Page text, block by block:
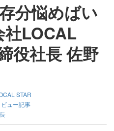
分悩めばい
LOCAL
役社長 佐野
STAR
ュー記事